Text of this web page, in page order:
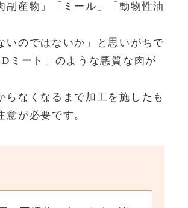
産物」「ミール」「動物性油
いのではないか」と思いがちで
ミート」のような悪質な肉が
らなくなるまで加工を施したも
が必要です。